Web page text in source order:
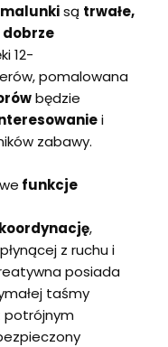
malunkisą trwałe,
dobrze
12-
pomalowana
będzie
i
zabawy.
funkcje
koordynację,
płynącej z ruchu i
posiada
taśmy